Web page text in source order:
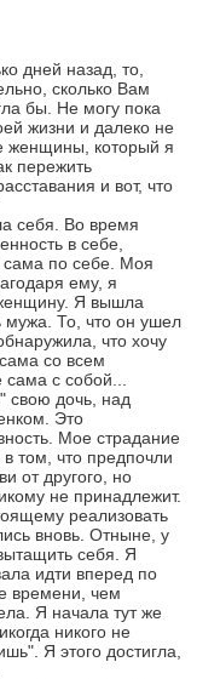
дней назад, то,
сколько Вам
бы. Не могу пока
жизни и далеко не
женщины, который я
пережить
и вот, что
себя. Во время
в себе,
сама по себе. Моя
ему, я
Я вышла
мужа. То, что он ушел
что хочу
со всем
сама с собой...
свою дочь, над
Это
Мое страдание
том, что предпочли
от другого, но
не принадлежит.
реализовать
вновь. Отныне, у
себя. Я
идти вперед по
времени, чем
Я начала тут же
никого не
Я этого достигла,